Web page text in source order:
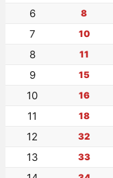
6 8
7 10
8 11
9 15
10 16
11 18
12 32
13 33